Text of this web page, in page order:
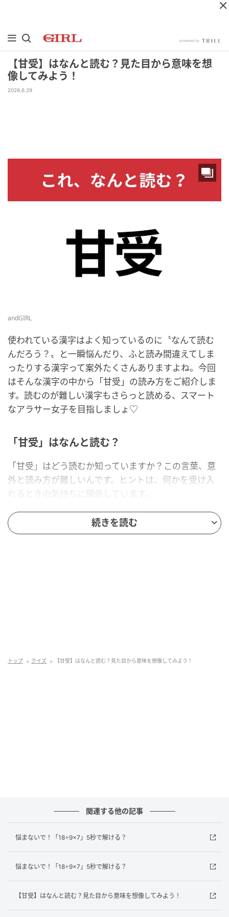
【甘受】はなんと読む？見た目から意味を想
像してみよう！
2026.6.29
andGIRL
使われている漢字はよく知っているのに〝なんて読む
んだろう？〟と一瞬悩んだり、ふと読み間違えてしま
ったりする漢字って案外たくさんありますよね。今回
はそんな漢字の中から「甘受」の読み方をご紹介しま
す。読むのが難しい漢字もさらっと読める、スマート
なアラサー女子を目指しましょ♡
「甘受」はなんと読む？
「甘受」はどう読むか知っていますか？この言葉、意
外と読み方が難しいんです。ヒントは、何かを受け入
れるときの気持ちに関係しています。
正解を知りたい人は、もう少しスクロールしてみて！
いう意味ではなく、心を広く持って受け止める様子を
表しているのがポイント。もともと中国の古典に由来
し、日本でも古くから使われてきた言葉です。日常会
話ではあまり登場しませんが、文学やビジネスシーン
でふと出会ったとき、意味がわかるとちょっと誇らし
みなさんはわかりましたか？家族や友だちにも、「知
続きを読む
トップ クイズ 【甘受】はなんと読む？見た目から意味を想像してみよう！
関連する他の記事
悩まないで！「18÷9×7」5秒で解ける？
悩まないで！「18÷9×7」5秒で解ける？
【甘受】はなんと読む？見た目から意味を想像してみよう！